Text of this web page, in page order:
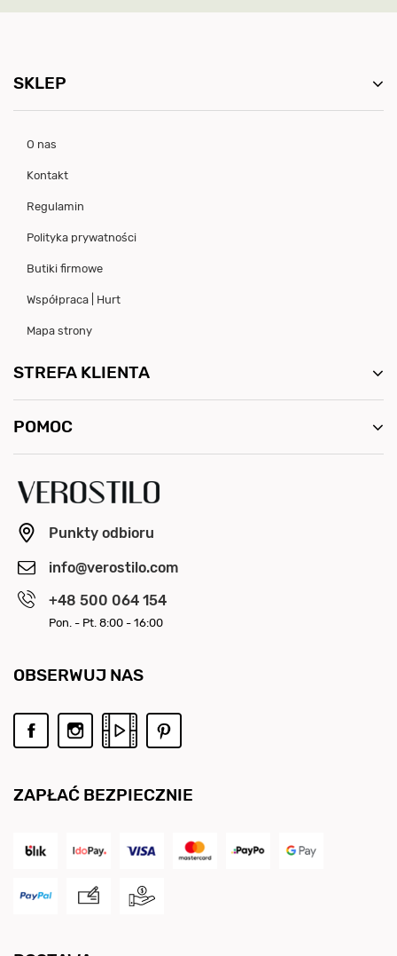
SKLEP
O nas
Kontakt
Regulamin
Polityka prywatności
Butiki firmowe
Współpraca | Hurt
Mapa strony
STREFA KLIENTA
POMOC
Punkty odbioru
info@verostilo.com
+48 500 064 154
Pon. - Pt. 8:00 - 16:00
ZAPŁAĆ BEZPIECZNIE
OBSERWUJ NAS